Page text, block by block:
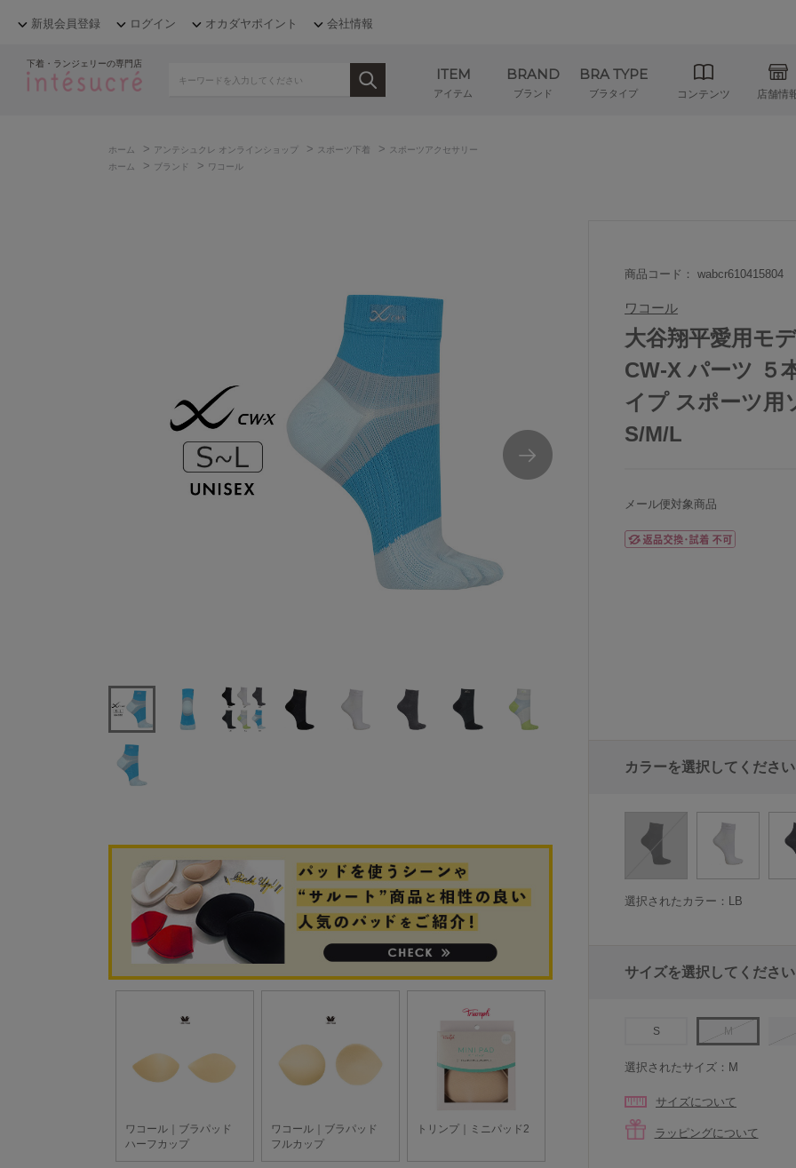
新規会員登録 ログイン オカダヤポイント 会社情報
下着・ランジェリーの専門店
ITEM
アイテム
BRAND
ブランド
BRA TYPE
ブラタイプ コンテンツ 店舗情
ホーム > アンテシュクレ オンラインショップ > スポーツ下着 >
スポーツアクセサリー
ホーム
> ブランド > ワコール
商品コード： wabcr610415804
ワコール
大谷翔平愛用モ
CW-X パーツ ５
イプ スポーツ用
S/M/L
メール便対象商品
カラーを選択してください
選択されたカラー：LB
サイズを選択してください
S M
選択されたサイズ：M
サイズについて
ラッピングについて